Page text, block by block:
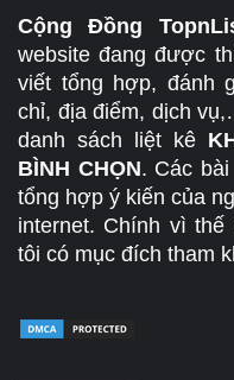
Cộng Đồng
website đang được
viết tổng hợp, đánh
chỉ, địa điểm, dịch
danh sách liệt kê
BÌNH CHỌN. Các
tổng hợp ý kiến của
internet. Chính vì
tôi có mục đích tham